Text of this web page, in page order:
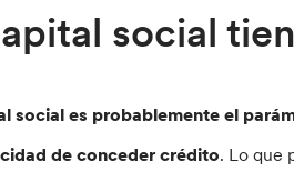
social
social es probablemente el
de conceder crédito. Lo que